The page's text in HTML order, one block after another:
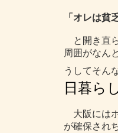
「オレは貧
と開き直
周囲がなん
うしてそん
日暮ら
大阪には
が確保され